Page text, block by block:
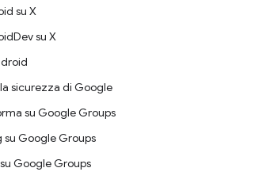
su X
su X
sicurezza di Google
su Google Groups
su Google Groups
Google Groups